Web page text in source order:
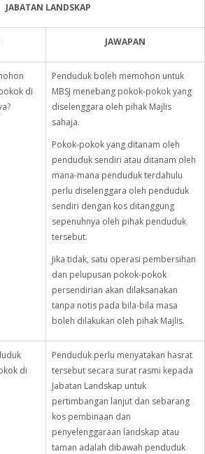
JABATAN LANDSKAP
JAWAPAN
di
Penduduk boleh memohon untuk
MBSJ menebang pokok-pokok yang
diselenggara oleh pihak Majlis
sahaja.
Pokok-pokok yang ditanam oleh
penduduk sendiri atau ditanam oleh
mana-mana penduduk terdahulu
perlu diselenggara oleh penduduk
sendiri dengan kos ditanggung
sepenuhnya oleh pihak penduduk
tersebut.
Jika tidak, satu operasi pembersihan
dan pelupusan pokok-pokok
persendirian akan dilaksanakan
tanpa notis pada bila-bila masa
boleh dilakukan oleh pihak Majlis.
di
Penduduk perlu menyatakan hasrat
tersebut secara surat rasmi kepada
Jabatan Landskap untuk
pertimbangan lanjut dan sebarang
kos pembinaan dan
penyelenggaraan landskap atau
taman adalah dibawah penduduk